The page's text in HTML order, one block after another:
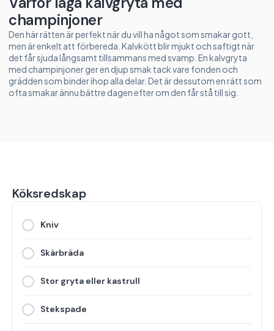
champinjoner
Den här rätten är perfekt när du vill ha något som smakar gott,
men är enkelt att förbereda. Kalvkött blir mjukt och saftigt när
det får sjuda långsamt tillsammans med svamp. En kalvgryta
med champinjoner ger en djup smak tack vare fonden och
grädden som binder ihop alla delar. Det är dessutom en rätt som
ofta smakar ännu bättre dagen efter om den får stå till sig.
Köksredskap
Kniv
Skärbräda
Stor gryta eller kastrull
Stekspade